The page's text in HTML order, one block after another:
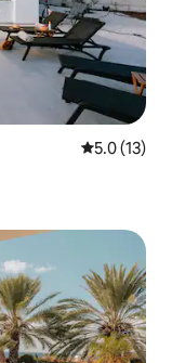
Calificación
5.0 (13)